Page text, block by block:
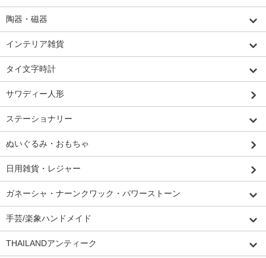
陶器・磁器
インテリア雑貨
タイ文字時計
サワディー人形
ステーショナリー
ぬいぐるみ・おもちゃ
日用雑貨・レジャー
ガネーシャ・ナーンクワック・パワーストーン
手芸/楽象ハンドメイド
THAILANDアンティーク